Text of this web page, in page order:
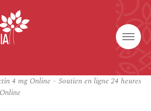
4 mg Online – Soutien en ligne 24 heures